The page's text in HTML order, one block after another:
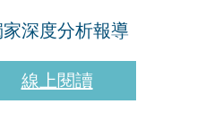
深度分析報導
線上閱讀